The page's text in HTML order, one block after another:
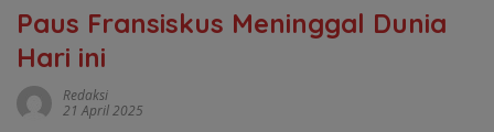
Paus Fransiskus Meninggal Dunia
Hari ini
Redaksi
21 April 2025